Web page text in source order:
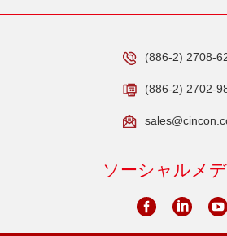
(886-2) 2708-
(886-2) 2702-
ソーシャルメ